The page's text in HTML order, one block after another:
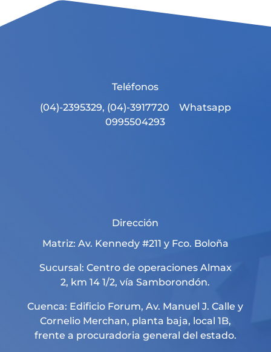
Teléfonos
(04)-2395329, (04)-3917720 Whatsapp
0995504293
Dirección
Matriz: Av. Kennedy #211 y Fco. Boloña
Sucursal: Centro de operaciones Almax
2, km 14 1/2, vía Samborondón.
Cuenca: Edificio Forum, Av. Manuel J. Calle y
Cornelio Merchan, planta baja, local 1B,
frente a procuradoria general del estado.